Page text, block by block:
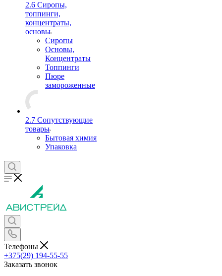
2.6 Сиропы,
топпинги,
концентраты,
основы
Сиропы
Основы,
Концентраты
Топпинги
Пюре
замороженные
2.7 Сопутствующие
товары
Бытовая химия
Упаковка
Телефоны
+375(29) 194-55-55
Заказать звонок